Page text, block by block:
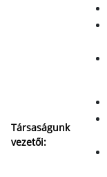
Társaságunk
vezetői: